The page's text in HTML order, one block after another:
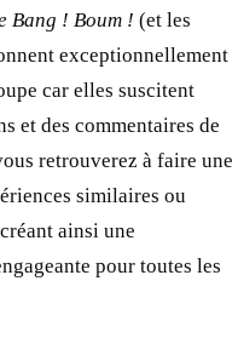
Bang ! Boum ! (et les
exceptionnellement
car elles suscitent
et des commentaires de
retrouverez à faire une
similaires ou
ainsi une
pour toutes les